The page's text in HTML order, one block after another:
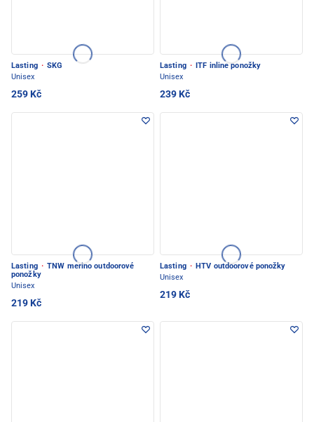
Lasting · SKG
Unisex
259 Kč
Lasting ·
ITF inline ponožky
Unisex
239 Kč
Lasting · TNW merino outdoorové
ponožky
Unisex
219 Kč
Lasting · HTV outdoorové ponožky
Unisex
219 Kč